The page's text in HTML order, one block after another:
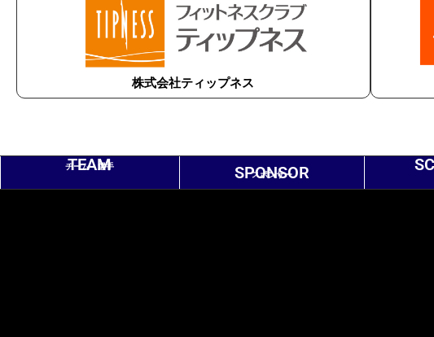
株式会社ティップネス
TEAM
チーム・選手 SPONSOR
スポンサー